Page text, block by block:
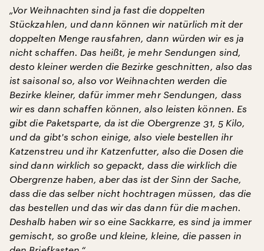
„Vor Weihnachten sind ja fast die doppelten
Stückzahlen, und dann können wir natürlich mit der
doppelten Menge rausfahren, dann würden wir es ja
nicht schaffen. Das heißt, je mehr Sendungen sind,
desto kleiner werden die Bezirke geschnitten, also das
ist saisonal so, also vor Weihnachten werden die
Bezirke kleiner, dafür immer mehr Sendungen, dass
wir es dann schaffen können, also leisten können. Es
gibt die Paketsparte, da ist die Obergrenze 31, 5 Kilo,
und da gibt's schon einige, also viele bestellen ihr
Katzenstreu und ihr Katzenfutter, also die Dosen die
sind dann wirklich so gepackt, dass die wirklich die
Obergrenze haben, aber das ist der Sinn der Sache,
dass die das selber nicht hochtragen müssen, das die
das bestellen und das wir das dann für die machen.
Deshalb haben wir so eine Sackkarre, es sind ja immer
gemischt, so große und kleine, kleine, die passen in